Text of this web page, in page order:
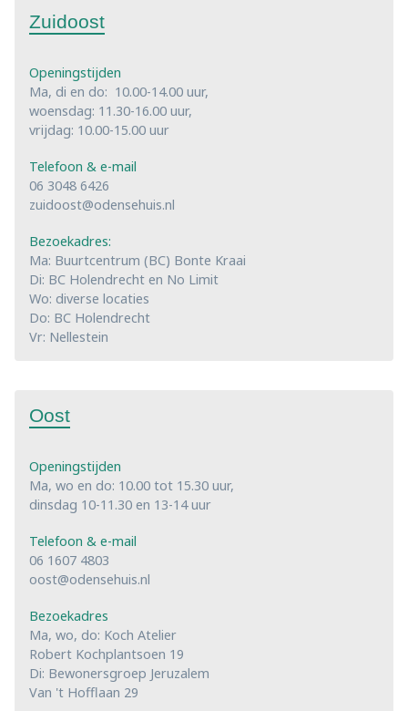
Zuidoost
Openingstijden
Ma, di en do: 10.00-14.00 uur,
woensdag: 11.30-16.00 uur,
vrijdag: 10.00-15.00 uur
Telefoon & e-mail
06 3048 6426
zuidoost@odensehuis.nl
Bezoekadres:
Ma: Buurtcentrum (BC) Bonte Kraai
Di: BC Holendrecht en No Limit
Wo: diverse locaties
Do: BC Holendrecht
Vr: Nellestein
Oost
Openingstijden
Ma, wo en do: 10.00 tot 15.30 uur,
dinsdag 10-11.30 en 13-14 uur
Telefoon & e-mail
06 1607 4803
oost@odensehuis.nl
Bezoekadres
Ma, wo, do: Koch Atelier
Robert Kochplantsoen 19
Di: Bewonersgroep Jeruzalem
Van 't Hofflaan 29